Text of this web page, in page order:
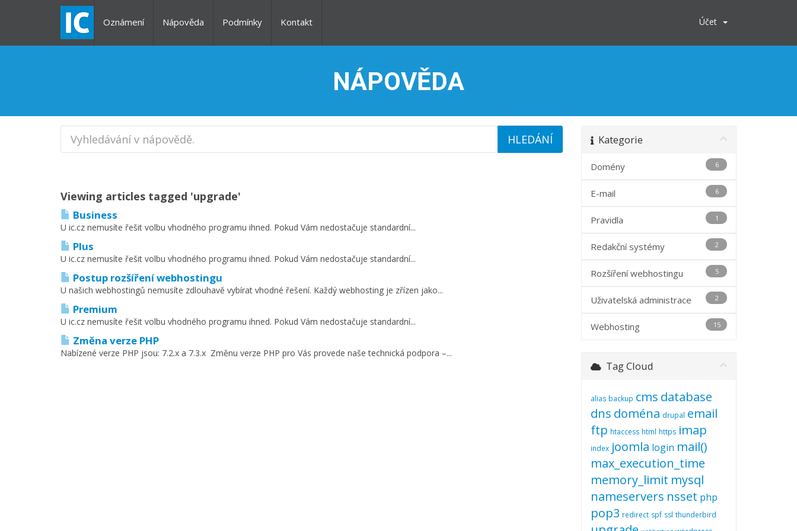
Účet
Oznámení Nápověda Podmínky Kontakt
NÁPOVĚDA
Kategorie
6
Domény
6
E-mail
1
Pravidla
2
Redakční systémy
5
Rozšíření webhostingu
2
Uživatelská administrace
15
Webhosting
Viewing articles tagged 'upgrade'
Business
U ic.cz nemusíte řešit volbu vhodného programu ihned. Pokud Vám nedostačuje standardní...
Plus
U ic.cz nemusíte řešit volbu vhodného programu ihned. Pokud Vám nedostačuje standardní...
Postup rozšíření webhostingu
U našich webhostingů nemusíte zdlouhavě vybírat vhodné řešení. Každý webhosting je zřízen jako...
Premium
U ic.cz nemusíte řešit volbu vhodného programu ihned. Pokud Vám nedostačuje standardní...
Změna verze PHP
Nabízené verze PHP jsou: 7.2.x a 7.3.x Změnu verze PHP pro Vás provede naše technická podpora –...
Tag Cloud
alias backup cms database
dns doména drupal email
ftp htaccess html https imap
index joomla login mail()
max_execution_time
memory_limit mysql
nameservers nsset php
pop3 redirect spf ssl thunderbird